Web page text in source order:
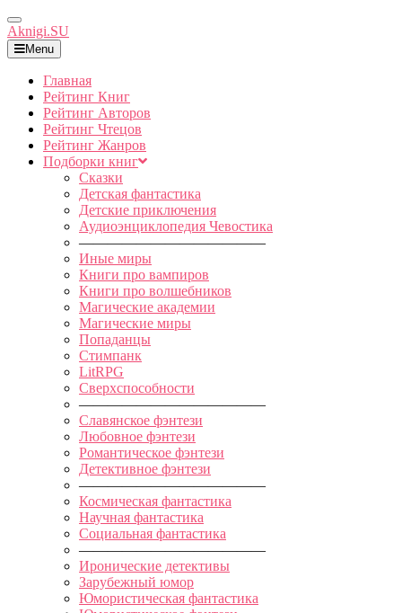
Toggle
Navigation
Aknigi.SU
Menu
Главная
Рейтинг Книг
Рейтинг Авторов
Рейтинг Чтецов
Рейтинг Жанров
Подборки книг
Сказки
Детская фантастика
Детские приключения
Аудиоэнциклопедия Чевостика
—————————————
Иные миры
Книги про вампиров
Книги про волшебников
Магические академии
Магические миры
Попаданцы
Стимпанк
LitRPG
Сверхспособности
—————————————
Славянское фэнтези
Любовное фэнтези
Романтическое фэнтези
Детективное фэнтези
—————————————
Космическая фантастика
Научная фантастика
Социальная фантастика
—————————————
Иронические детективы
Зарубежный юмор
Юмористическая фантастика